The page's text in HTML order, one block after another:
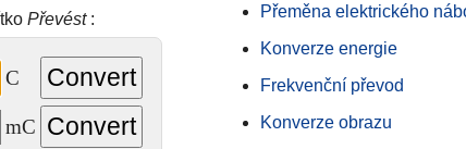
Převést:
C
mC
Přeměna elektrického
Konverze energie
Frekvenční převod
Konverze obrazu